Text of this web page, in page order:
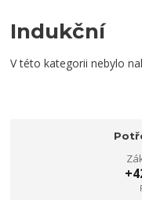
Indukční
V této kategorii nebylo